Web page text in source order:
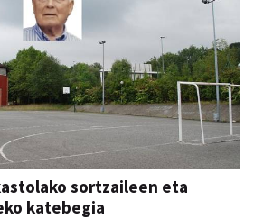
sortzaileen eta
katebegia